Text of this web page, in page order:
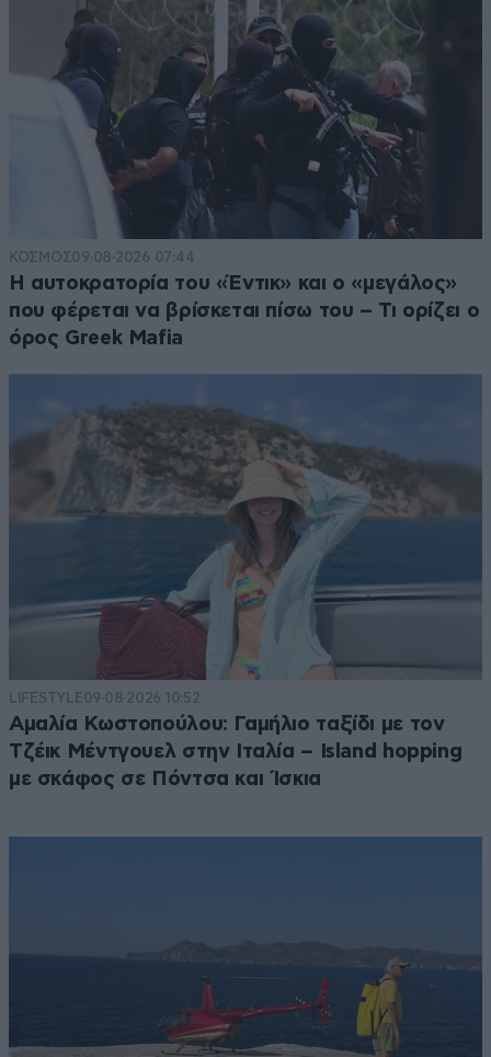
ΚΟΣΜΟΣ09·08·2026 07:44
Η αυτοκρατορία του «Έντικ» και ο «μεγάλος»
που φέρεται να βρίσκεται πίσω του – Τι ορίζει ο
όρος Greek Mafia
LIFESTYLE09·08·2026 10:52
Αμαλία Κωστοπούλου: Γαμήλιο ταξίδι με τον
Τζέικ Μέντγουελ στην Ιταλία – Island hopping
με σκάφος σε Πόντσα και Ίσκια